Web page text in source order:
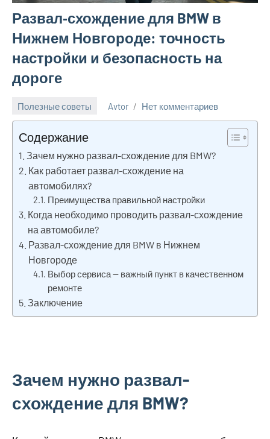
Развал‑схождение для BMW в
Нижнем Новгороде: точность
настройки и безопасность на
дороге
Полезные советы
2026
Avtor Нет комментариев
Содержание
Зачем нужно развал-схождение для BMW?
Как работает развал-схождение на
автомобилях?
Преимущества правильной настройки
Когда необходимо проводить развал-схождение
на автомобиле?
Развал-схождение для BMW в Нижнем
Новгороде
Выбор сервиса — важный пункт в качественном
ремонте
Заключение
Зачем нужно развал-
схождение для BMW?